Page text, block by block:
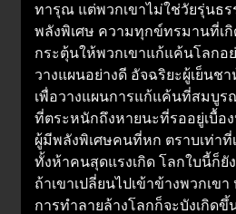
ทารุณ แต่พวกเขาไม่ใช่วัยรุ่นธ
พลังพิเศษ ความทุกข์ทรมานที่เ
กระตุ้นให้พวกเขาแก้แค้นโลกอ
วางแผนอย่างดี อัจฉริยะผู้เย็นช
เพื่อวางแผนการแก้แค้นที่สมบูร
ที่ตระหนักถึงหายนะที่รออยู่เบื้อ
ผู้มีพลังพิเศษคนที่หก ตราบเท่าที่
ทั้งห้าคนสุดแรงเกิด โลกใบนี้ก็ยั
ถ้าเขาเปลี่ยนไปเข้าข้างพวกเข
การทำลายล้างโลกก็จะบังเกิดขึ้